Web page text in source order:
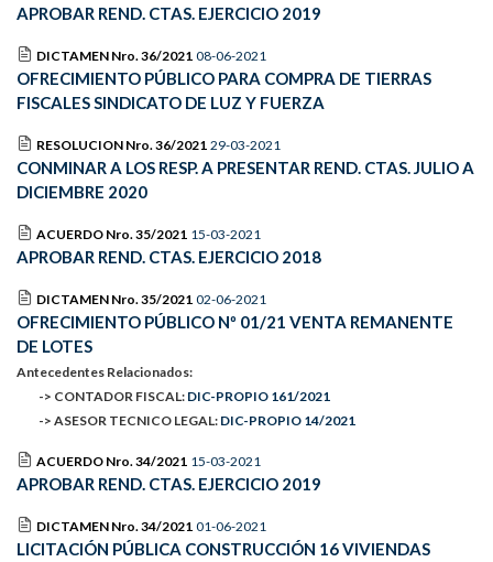
APROBAR REND. CTAS. EJERCICIO 2019
DICTAMEN Nro. 36/2021 08-06-2021
OFRECIMIENTO PÚBLICO PARA COMPRA DE TIERRAS
FISCALES SINDICATO DE LUZ Y FUERZA
RESOLUCION Nro. 36/2021 29-03-2021
CONMINAR A LOS RESP. A PRESENTAR REND. CTAS. JULIO A
DICIEMBRE 2020
ACUERDO Nro. 35/2021 15-03-2021
APROBAR REND. CTAS. EJERCICIO 2018
DICTAMEN Nro. 35/2021 02-06-2021
OFRECIMIENTO PÚBLICO Nº 01/21 VENTA REMANENTE
DE LOTES
Antecedentes Relacionados:
-> CONTADOR FISCAL: DIC-PROPIO 161/2021
-> ASESOR TECNICO LEGAL: DIC-PROPIO 14/2021
ACUERDO Nro. 34/2021 15-03-2021
APROBAR REND. CTAS. EJERCICIO 2019
DICTAMEN Nro. 34/2021 01-06-2021
LICITACIÓN PÚBLICA CONSTRUCCIÓN 16 VIVIENDAS